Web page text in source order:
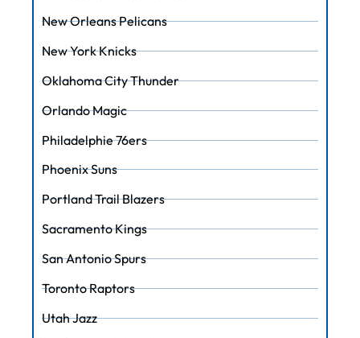
New Orleans Pelicans
New York Knicks
Oklahoma City Thunder
Orlando Magic
Philadelphie 76ers
Phoenix Suns
Portland Trail Blazers
Sacramento Kings
San Antonio Spurs
Toronto Raptors
Utah Jazz